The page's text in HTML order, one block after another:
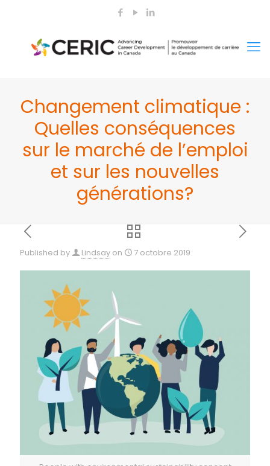
Changement climatique :
Quelles conséquences
sur le marché de l’emploi
et sur les nouvelles
générations?
Published by Lindsay on 7 octobre 2019